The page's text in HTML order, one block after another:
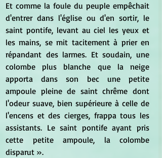
Et comme la foule du peuple empêchait
d'entrer dans l'église ou d'en sortir, le
saint pontife, levant au ciel les yeux et
les mains, se mit tacitement à prier en
répandant des larmes. Et soudain, une
colombe plus blanche que la neige
apporta dans son bec une petite
ampoule pleine de saint chrême dont
l'odeur suave, bien supérieure à celle de
l'encens et des cierges, frappa tous les
assistants. Le saint pontife ayant pris
cette petite ampoule, la colombe
disparut ».